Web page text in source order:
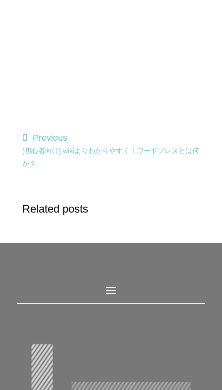
Previous
[初心者向け] wikiよりわかりやすく！ワードプレスとは何
か？
Related posts